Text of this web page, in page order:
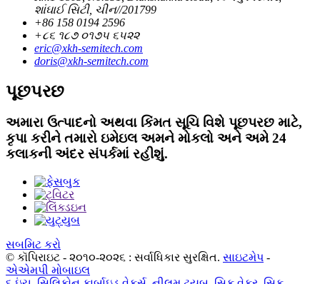
શાંઘાઈ સિટી, ચીન//201799
+86 158 0194 2596
+૮૬ ૧૮૭ ૦૧૭૫ ૬૫૨૨
eric@xkh-semitech.com
doris@xkh-semitech.com
પૂછપરછ
અમારા ઉત્પાદનો અથવા કિંમત સૂચિ વિશે પૂછપરછ માટે,
કૃપા કરીને તમારો ઇમેઇલ અમને મોકલો અને અમે 24
કલાકની અંદર સંપર્કમાં રહીશું.
સબમિટ કરો
© કૉપિરાઇટ - ૨૦૧૦-૨૦૨૬ : સર્વાધિકાર સુરક્ષિત. સાઇટમેપ -
એએમપી મોબાઇલ